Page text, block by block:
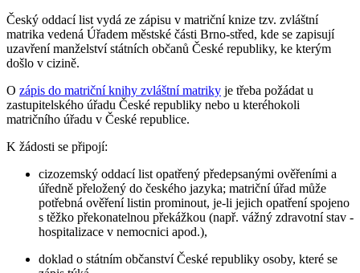
Český oddací list vydá ze zápisu v matriční knize tzv. zvláštní
matrika vedená Úřadem městské části Brno-střed, kde se zapisují
uzavření manželství státních občanů České republiky, ke kterým
došlo v cizině.
O zápis do matriční knihy zvláštní matriky je třeba požádat u
zastupitelského úřadu České republiky nebo u kteréhokoli
matričního úřadu v České republice.
K žádosti se připojí:
cizozemský oddací list opatřený předepsanými ověřeními a
úředně přeložený do českého jazyka; matriční úřad může
potřebná ověření listin prominout, je-li jejich opatření spojeno
s těžko překonatelnou překážkou (např. vážný zdravotní stav -
hospitalizace v nemocnici apod.),
doklad o státním občanství České republiky osoby, které se